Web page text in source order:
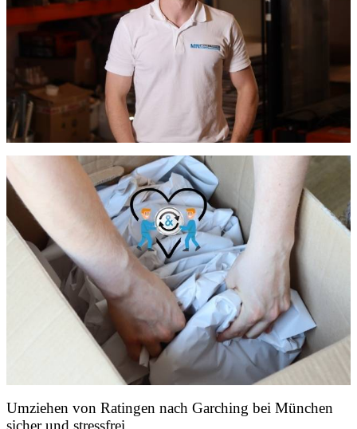
Umziehen von Ratingen nach Garching bei München
sicher und stressfrei